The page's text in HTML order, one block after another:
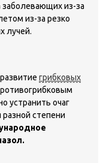
из-за
из-за резко
лучей.
грибковых
устранить очаг
степени